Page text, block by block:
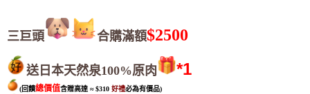
三巨頭 合購滿額$2500
送日本天然泉100%原肉 *1
(回饋總價值含贈高達 ≈$310 好禮必為有價品)